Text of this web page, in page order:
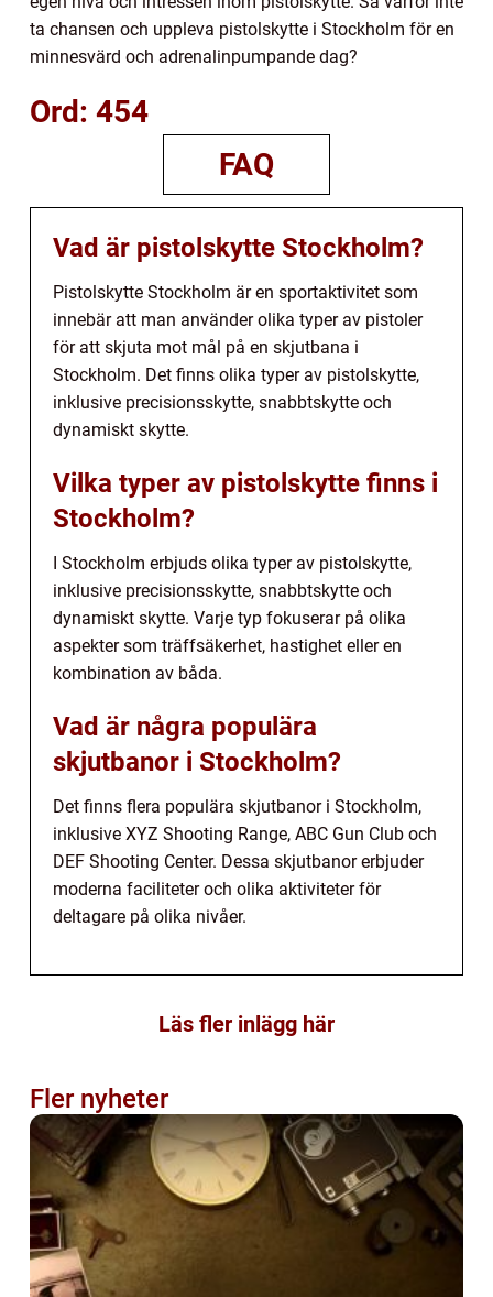
ta chansen och uppleva pistolskytte i Stockholm för en
minnesvärd och adrenalinpumpande dag?
Ord: 454
FAQ
Vad är pistolskytte Stockholm?
Pistolskytte Stockholm är en sportaktivitet som
innebär att man använder olika typer av pistoler
för att skjuta mot mål på en skjutbana i
Stockholm. Det finns olika typer av pistolskytte,
inklusive precisionsskytte, snabbtskytte och
dynamiskt skytte.
Vilka typer av pistolskytte finns i
Stockholm?
I Stockholm erbjuds olika typer av pistolskytte,
inklusive precisionsskytte, snabbtskytte och
dynamiskt skytte. Varje typ fokuserar på olika
aspekter som träffsäkerhet, hastighet eller en
kombination av båda.
Vad är några populära
skjutbanor i Stockholm?
Det finns flera populära skjutbanor i Stockholm,
inklusive XYZ Shooting Range, ABC Gun Club och
DEF Shooting Center. Dessa skjutbanor erbjuder
moderna faciliteter och olika aktiviteter för
deltagare på olika nivåer.
Läs fler inlägg här
Fler nyheter